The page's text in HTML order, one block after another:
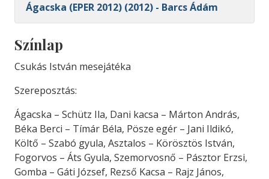
Ágacska (EPER 2012) (2012) - Barcs Ádám
Színlap
Csukás István mesejátéka
Szereposztás:
Ágacska – Schütz Ila, Dani kacsa – Márton András,
Béka Berci – Tímár Béla, Pösze egér – Jani Ildikó,
Költő – Szabó gyula, Asztalos – Körösztös István,
Fogorvos – Áts Gyula, Szemorvosnő – Pásztor Erzsi,
Gomba – Gáti József, Rezső Kacsa – Rajz János,